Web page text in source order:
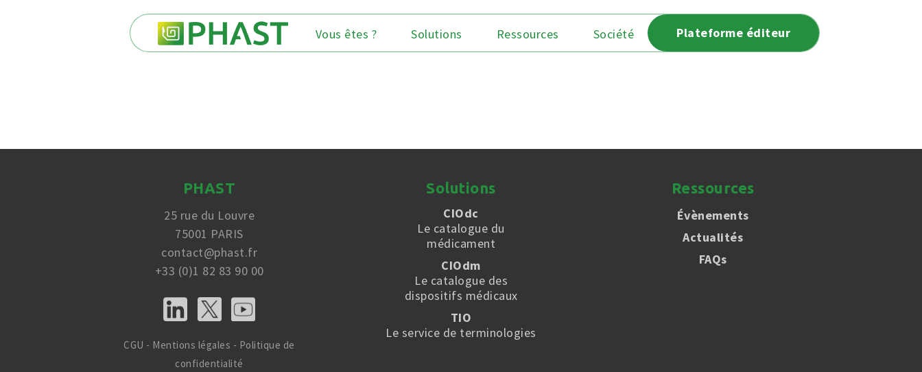
Vous êtes ? Solutions Ressources Société Plateforme éditeur
PHAST
25 rue du Louvre
75001 PARIS
contact@phast.fr
+33 (0)1 82 83 90 00
CGU - Mentions légales - Politique de
confidentialité
Solutions
CIOdc
Le catalogue du
médicament
CIOdm
Le catalogue des
dispositifs médicaux
TIO
Le service de terminologies
Ressources
Évènements
Actualités
FAQs